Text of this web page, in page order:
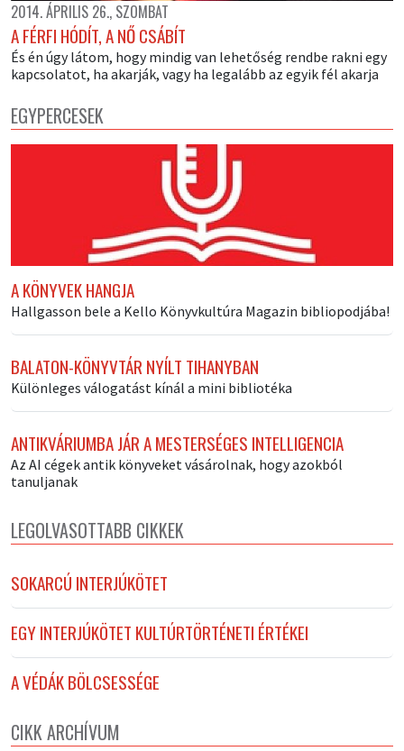
2014. ÁPRILIS 26., SZOMBAT
A FÉRFI HÓDÍT, A NŐ CSÁBÍT
És én úgy látom, hogy mindig van lehetőség rendbe rakni egy
kapcsolatot, ha akarják, vagy ha legalább az egyik fél akarja
EGYPERCESEK
A KÖNYVEK HANGJA
Hallgasson bele a Kello Könyvkultúra Magazin bibliopodjába!
BALATON-KÖNYVTÁR NYÍLT TIHANYBAN
Különleges válogatást kínál a mini bibliotéka
ANTIKVÁRIUMBA JÁR A MESTERSÉGES INTELLIGENCIA
Az AI cégek antik könyveket vásárolnak, hogy azokból
tanuljanak
LEGOLVASOTTABB CIKKEK
SOKARCÚ INTERJÚKÖTET
EGY INTERJÚKÖTET KULTÚRTÖRTÉNETI ÉRTÉKEI
A VÉDÁK BÖLCSESSÉGE
CIKK ARCHÍVUM